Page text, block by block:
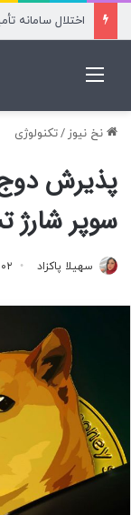
نخ نیوز /تکنولوژی
پذیرش
سوپر شارژ
سهیلا پاکزاد ۰۲ اسفند ۱۴۰۰